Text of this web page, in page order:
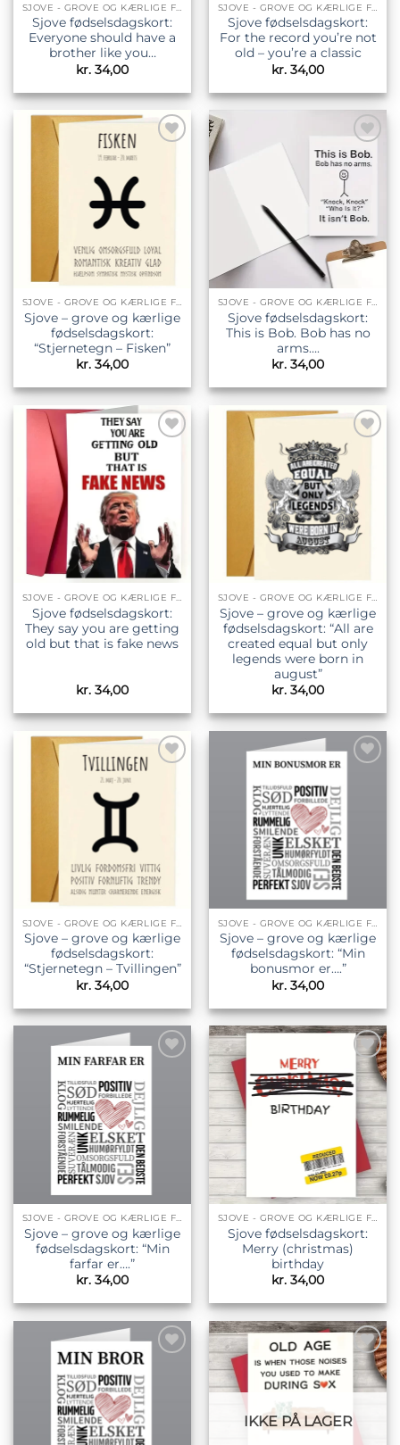
SJOVE - GROVE OG KÆRLIGE FØDSELSDAGSKORT
Sjove fødselsdagskort:
Everyone should have a
brother like you…
kr. 34,00
SJOVE - GROVE OG KÆRLIGE FØDSELSDAGSKORT
Sjove fødselsdagskort:
For the record you’re not
old – you’re a classic
kr. 34,00
SJOVE - GROVE OG KÆRLIGE FØDSELSDAGSKORT
Sjove – grove og kærlige
fødselsdagskort:
“Stjernetegn – Fisken”
kr. 34,00
Tilføj til
ønskeliste
SJOVE - GROVE OG KÆRLIGE FØDSELSDAGSKORT
Sjove fødselsdagskort:
This is Bob. Bob has no
arms….
kr. 34,00
Tilføj til
ønskeliste
SJOVE - GROVE OG KÆRLIGE FØDSELSDAGSKORT
Sjove fødselsdagskort:
They say you are getting
old but that is fake news
kr. 34,00
Tilføj til
ønskeliste
SJOVE - GROVE OG KÆRLIGE FØDSELSDAGSKORT
Sjove – grove og kærlige
fødselsdagskort: “All are
created equal but only
legends were born in
august”
kr. 34,00
Sjove – grove og kærlige
fødselsdagskort:
“Stjernetegn – Tvillingen”
kr. 34,00
ønskeliste
Sjove – grove og kærlige
fødselsdagskort: “Min
bonusmor er….”
kr. 34,00
ønskeliste
SJOVE - GROVE OG KÆRLIGE FØDSELSDAGSKORT
Sjove – grove og kærlige
fødselsdagskort: “Min
farfar er….”
kr. 34,00
Tilføj til
ønskeliste
SJOVE - GROVE OG KÆRLIGE FØDSELSDAGSKORT
Sjove fødselsdagskort:
Merry (christmas)
birthday
kr. 34,00
Tilføj til
ønskeliste
Tilføj til
ønskeliste
IKKE PÅ LAGER